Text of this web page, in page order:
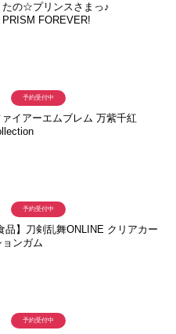
たの☆プリンスさまっ♪
FOREVER!
ァイアーエムブレム 万紫千紅
予約受付中
品】刀剣乱舞ONLINE クリアカー
ョンガム
予約受付中
予約受付中